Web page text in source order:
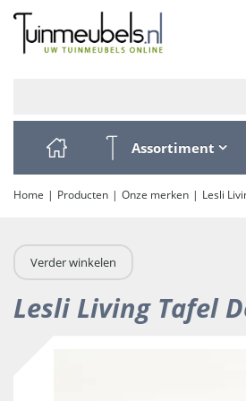
Ga
naar
content
Home Producten Onze merken Lesli
Assortiment
Verder winkelen
Lesli Living Tafel